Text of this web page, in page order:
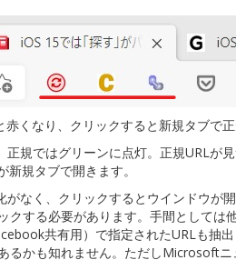
くなり、クリックすると新規タブで正
正規ではグリーンに点灯。正規URLが
規タブで開きます。
がなく、クリックするとウインドウが
クする必要があります。手間としては
共有用）で指定されたURLも抽
るかも知れません。ただしMicrosoftニ